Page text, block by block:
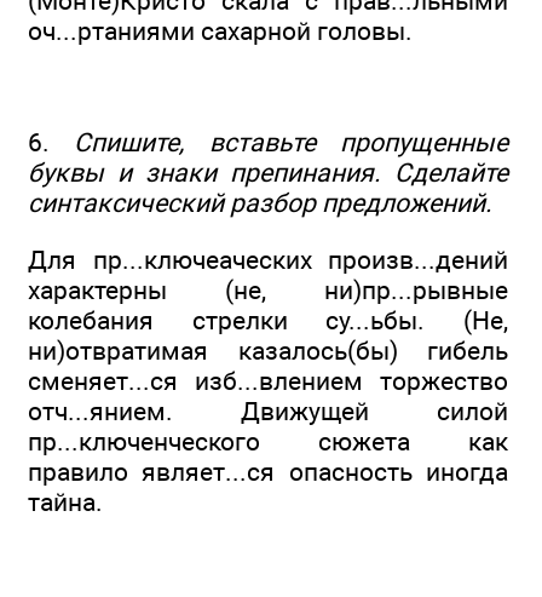
оч...ртаниями сахарной головы.
6. Спишите, вставьте пропущенные
буквы и знаки препинания. Сделайте
синтаксический разбор предложений.
Для пр...ключеаческих произв...дений
характерны (не, ни)пр...рывные
колебания стрелки су...ьбы. (Не,
ни)отвратимая казалось(бы) гибель
сменяет...ся изб...влением торжество
отч...янием. Движущей силой
пр...ключенческого сюжета как
правило являет...ся опасность иногда
тайна.